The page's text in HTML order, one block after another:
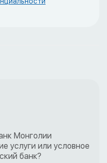
Монголии
услуги или условное
банк?